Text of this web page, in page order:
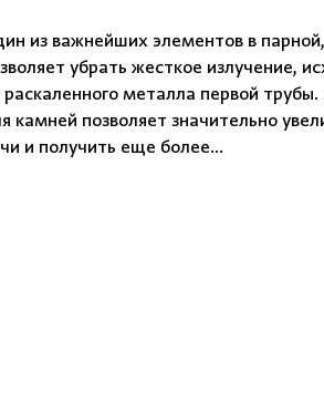
Камни для печей
Аксессуары
из важнейших элементов в
убрать жесткое излучение,
раскаленного металла первой
камней позволяет значительно
и получить еще более…